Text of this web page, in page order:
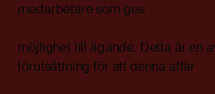
medarbetare som ges
möjlighet till ägande. Detta är en
förutsättning för att denna affär